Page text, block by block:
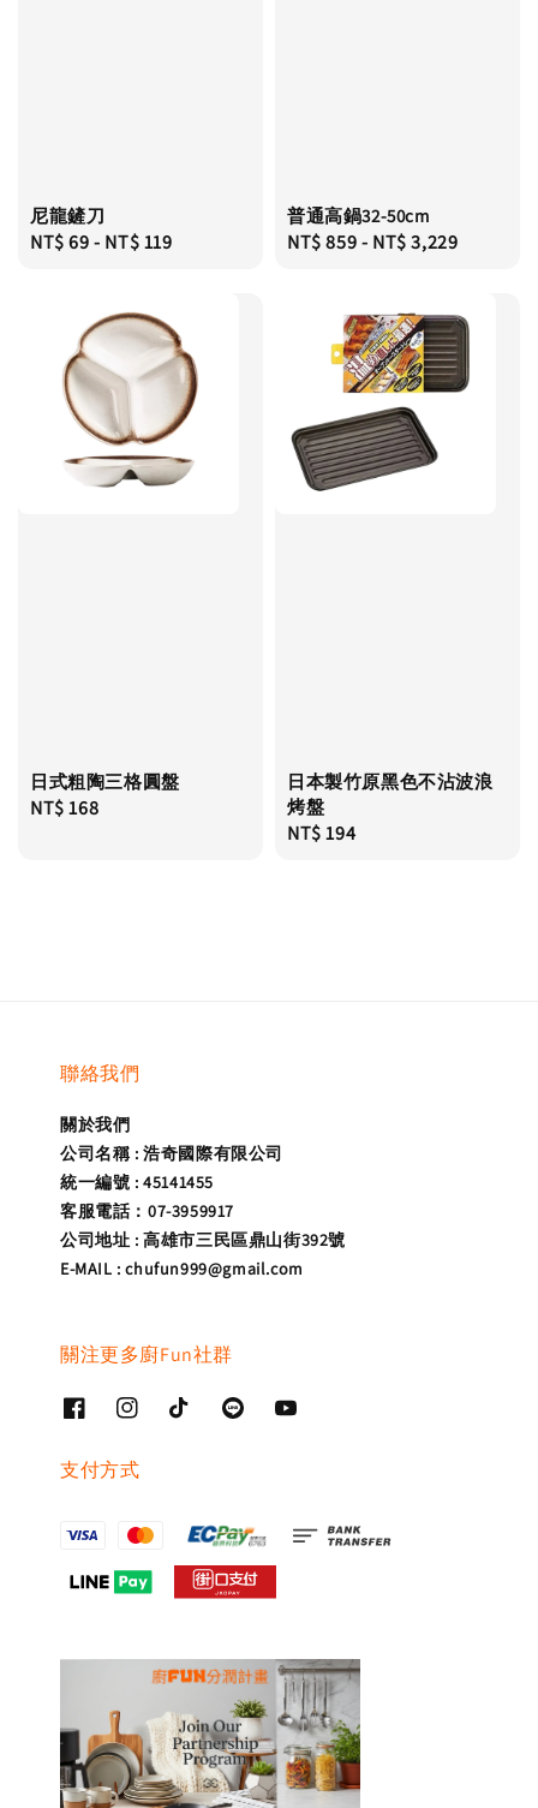
尼龍鏟刀
Regular
NT$ 69- NT$ 119
普通高鍋32-50cm
Regular
NT$ 859- NT$ 3,229
日式粗陶三格圓盤
Regular
NT$ 168
日本製竹原黑色不沾波浪
烤盤
Regular
NT$ 194
聯絡我們
關於我們
公司名稱 : 浩奇國際有限公司
統一編號 : 45141455
客服電話：07-3959917
公司地址 : 高雄市三民區鼎山街392號
E-MAIL : chufun999@gmail.com
關注更多廚Fun社群
支付方式